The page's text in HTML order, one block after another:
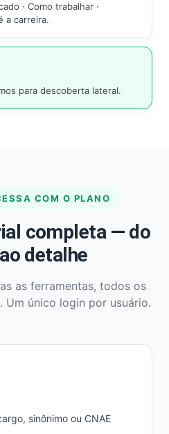
· Como trabalhar ·
a carreira.
para descoberta lateral.
COM O PLANO
completa — do
detalhe
as ferramentas, todos os
único login por usuário.
sinônimo ou CNAE